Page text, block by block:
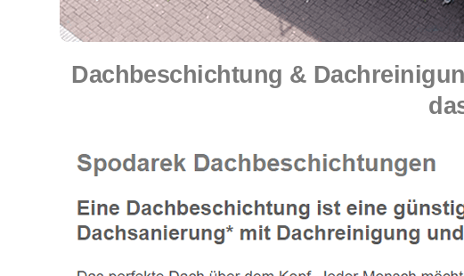
Dachbeschichtung &